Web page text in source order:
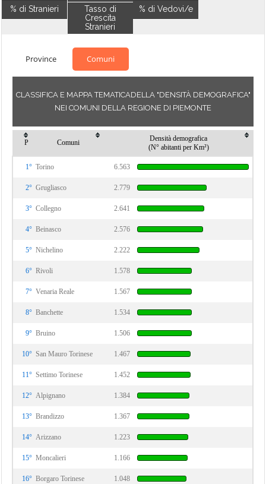
% di Stranieri
Tasso di
Crescita
Stranieri
% di Vedovi/e
Province Comuni
CLASSIFICA E MAPPA TEMATICADELLA "DENSITÀ DEMOGRAFICA"
NEI COMUNI DELLA REGIONE DI PIEMONTE
P Comuni
Densità demografica
(N° abitanti per Km²)
1° Torino 6.563
2° Grugliasco 2.779
3° Collegno 2.641
4° Beinasco 2.576
5° Nichelino 2.222
6° Rivoli 1.578
7° Venaria Reale 1.567
8° Banchette 1.534
9° Bruino 1.506
10° San Mauro Torinese 1.467
11° Settimo Torinese 1.452
12° Alpignano 1.384
13° Brandizzo 1.367
14° Arizzano 1.223
15° Moncalieri 1.166
16° Borgaro Torinese 1.048